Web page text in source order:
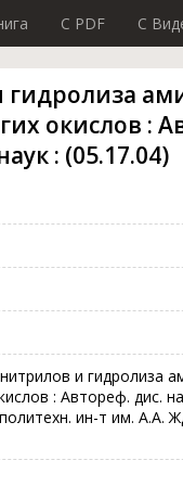
C PDF C
окислов :
: (05.17.04)
и гидролиза
: Автореф. дис.
ин-т им. А.А.